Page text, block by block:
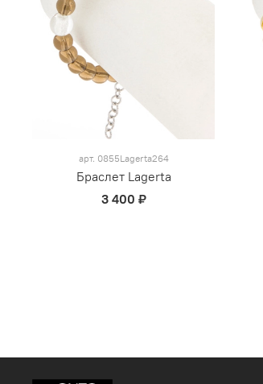
арт. 0855Lagerta264
Браслет Lagerta
3 400 ₽